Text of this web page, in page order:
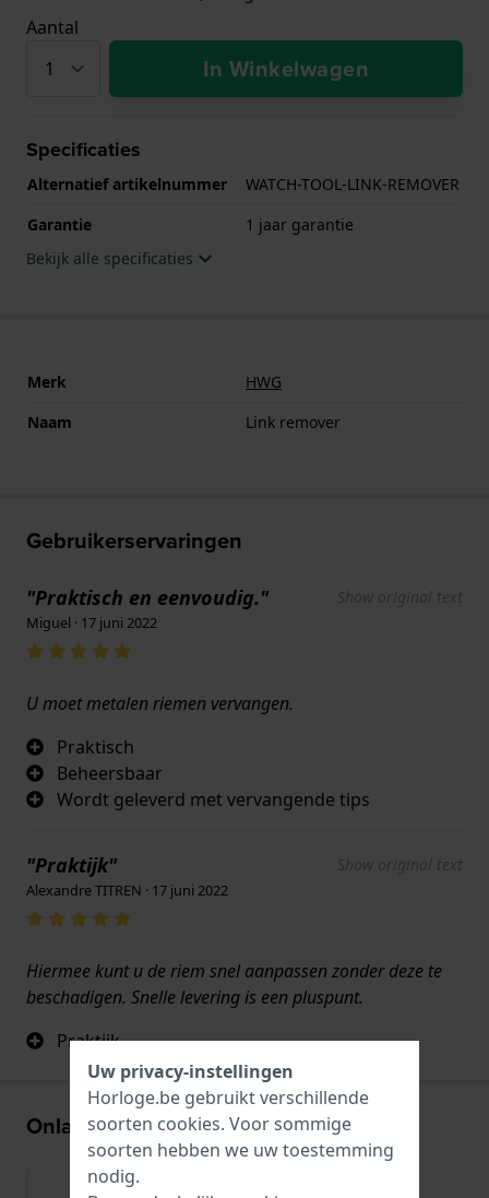
Aantal
In Winkelwagen
Specificaties
Alternatief artikelnummer
WATCH-TOOL-LINK-REMOVER
Garantie
1 jaar garantie
Bekijk alle specificaties
Merk
HWG
Naam
Link remover
Gebruikerservaringen
"Praktisch en eenvoudig." Show original text
Miguel · 17 juni 2022
U moet metalen riemen vervangen.
Praktisch
Beheersbaar
Wordt geleverd met vervangende tips
"Praktijk" Show original text
Alexandre TITREN · 17 juni 2022
Hiermee kunt u de riem snel aanpassen zonder deze te
beschadigen. Snelle levering is een pluspunt.
Praktijk
Onlangs bekeken
Uw privacy-instellingen
Horloge.be gebruikt verschillende
soorten cookies. Voor sommige
soorten hebben we uw toestemming
nodig.